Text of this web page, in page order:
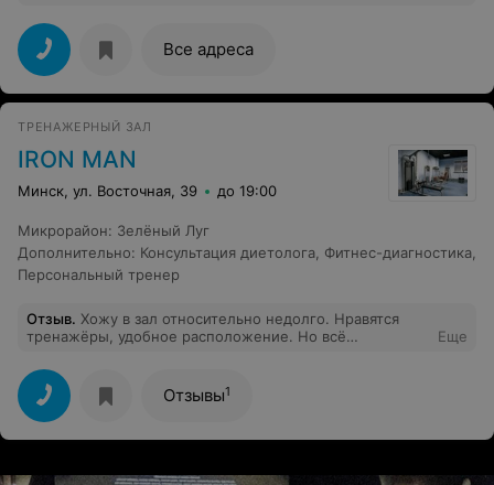
Все адреса
ТРЕНАЖЕРНЫЙ ЗАЛ
IRON MAN
Минск, ул. Восточная, 39 до 19:00
Микрорайон: Зелёный Луг
Дополнительно: Консультация диетолога Фитнес-диагностика
Персональный тренер
Отзыв. Хожу в зал относительно недолго. Нравятся
тренажёры, удобное расположение. Но всё
здороваются, всегда недовольные, разговаривают
невнятно, аж пропадает настроение заниматься. Это
единственный большой минус, а так зал в целом
хорош)
Еще
Отзывы1